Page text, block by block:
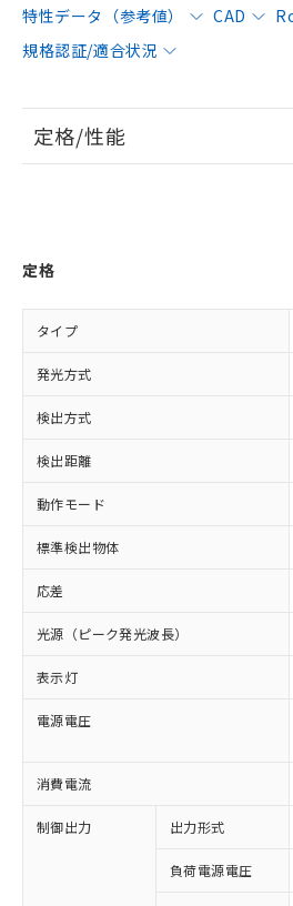
特性データ（参考値）
CAD
規格認証/適合状況
定格/性能
定格
タイプ
発光方式
検出方式
検出距離
動作モード
標準検出物体
応差
光源（ピーク発光波長）
表示灯
電源電圧
消費電流
制御出力 出力形式
負荷電源電圧
※1 対応状況
対応済み：EU RoHS指
非含有に対応した製品が
対応予定：EU RoHS指令